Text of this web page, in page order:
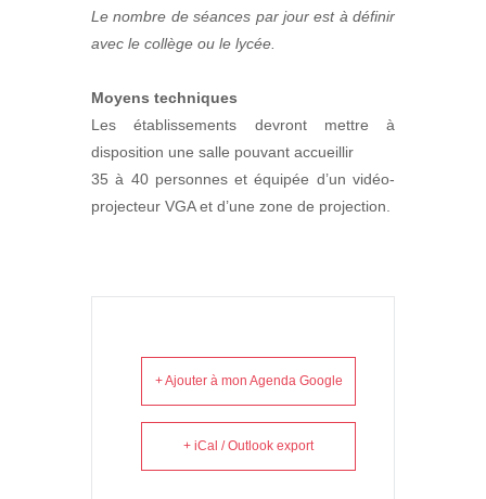
Le nombre de séances par jour est à définir
avec le collège ou le lycée.
Moyens techniques
Les établissements devront mettre à
disposition une salle pouvant accueillir
35 à 40 personnes et équipée d’un vidéo-
projecteur VGA et d’une zone de projection.
+ Ajouter à mon Agenda Google
+ iCal / Outlook export